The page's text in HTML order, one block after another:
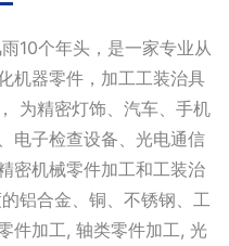
10个年头，是一家专业从
机器零件，加工工装治具
为精密灯饰、汽车、手机
电子检查设备、光电通信
密机械零件加工和工装治
铝合金、铜、不锈钢、工
件加工, 轴类零件加工, 光